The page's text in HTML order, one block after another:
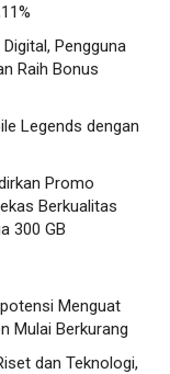
Pengguna
Raih Bonus
Legends dengan
Promo
Berkualitas
300 GB
Menguat
Mulai Berkurang
dan Teknologi,